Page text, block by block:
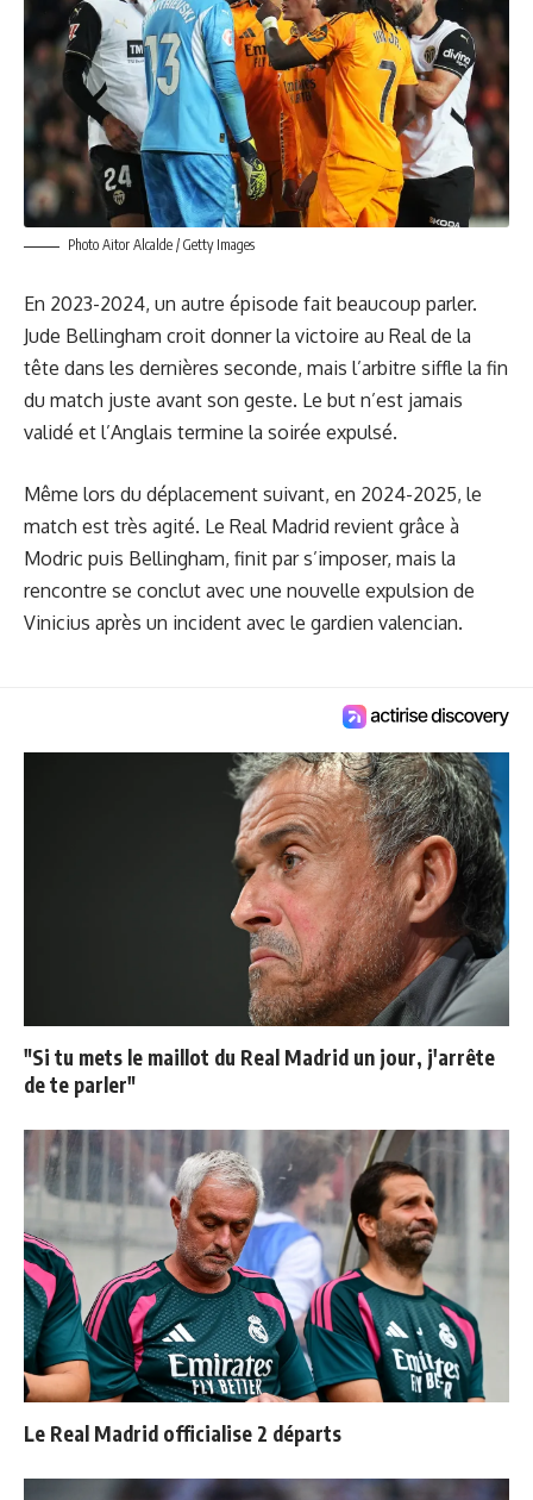
Photo Aitor Alcalde / Getty Images
En 2023-2024, un autre épisode fait beaucoup parler.
Jude Bellingham croit donner la victoire au Real de la
tête dans les dernières seconde, mais l’arbitre siffle la fin
du match juste avant son geste. Le but n’est jamais
validé et l’Anglais termine la soirée expulsé.
Même lors du déplacement suivant, en 2024-2025, le
match est très agité. Le Real Madrid revient grâce à
Modric puis Bellingham, finit par s’imposer, mais la
rencontre se conclut avec une nouvelle expulsion de
Vinicius après un incident avec le gardien valencian.
"Si tu mets le maillot du Real Madrid un jour, j'arrête
de te parler"
Le Real Madrid officialise 2 départs